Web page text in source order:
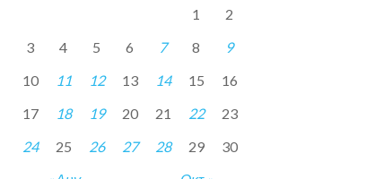
1
2
3
4 5 6 7 8
9
10
11 12 13 14 15
16
17
18 19 20 21 22
23
24
25 26 27 28 29 30